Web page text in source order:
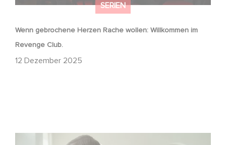
SERIEN
Wenn gebrochene Herzen Rache wollen: Willkommen im
Revenge Club.
12 Dezember 2025
Macht, Geheimnisse, Manipulation – wer zieht die Fäden